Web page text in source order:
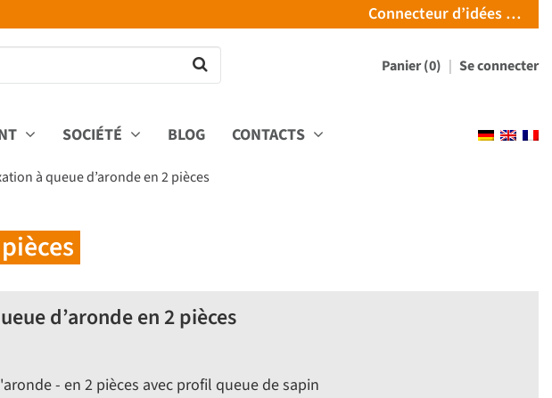
Connecteur d’idées …
Panier (0) Se connecter
SOCIÉTÉ BLOG CONTACTS
à queue d’aronde en 2 pièces
d’aronde en 2 pièces
- en 2 pièces avec profil queue de sapin